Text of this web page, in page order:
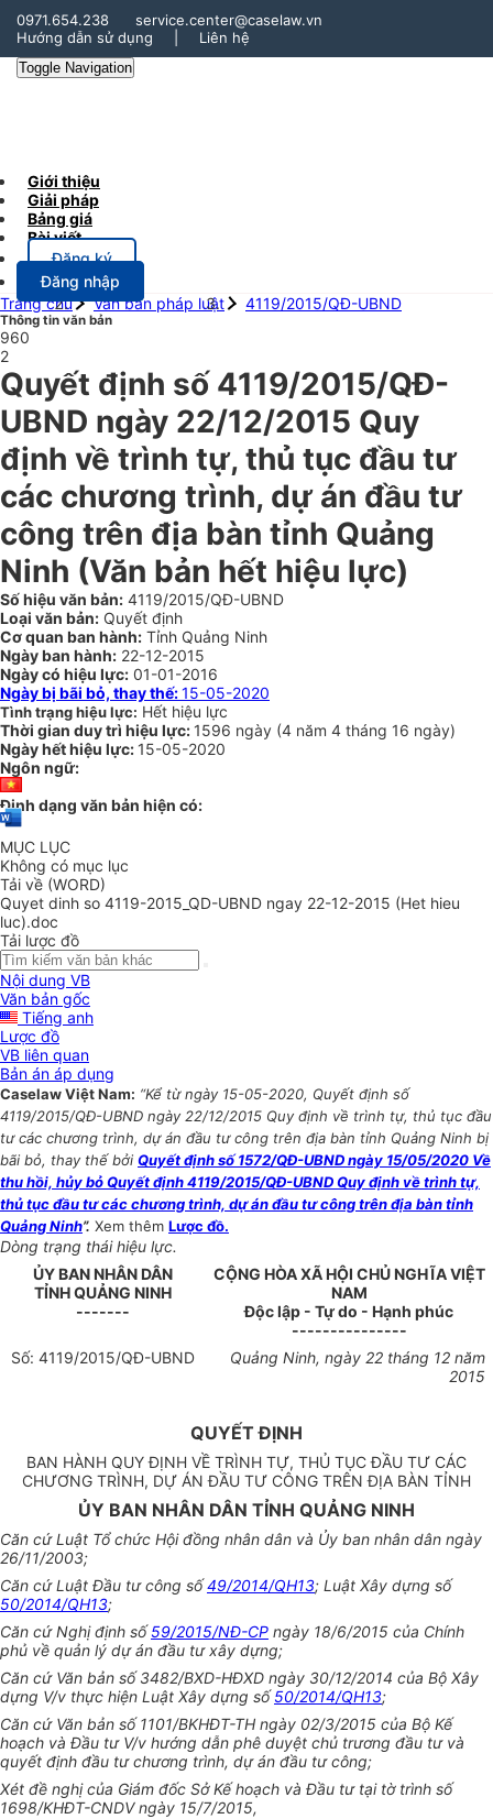
0971.654.238
service.center@caselaw.vn
Hướng dẫn sử dụng
Liên hệ
Toggle Navigation
Giới thiệu
Giải pháp
Bảng giá
Bài viết
Đăng ký
Đăng nhập
Trang chủ
Văn bản pháp luật 4119/2015/QĐ-UBND
Thông tin văn bản
960
2
Quyết định số 4119/2015/QĐ-
UBND ngày 22/12/2015 Quy
định về trình tự, thủ tục đầu tư
các chương trình, dự án đầu tư
công trên địa bàn tỉnh Quảng
Ninh (Văn bản hết hiệu lực)
Số hiệu văn bản: 4119/2015/QĐ-UBND
Loại văn bản: Quyết định
Cơ quan ban hành: Tỉnh Quảng Ninh
Ngày ban hành: 22-12-2015
Ngày có hiệu lực: 01-01-2016
Ngày bị bãi bỏ, thay thế:15-05-2020
Tình trạng hiệu lực: Hết hiệu lực
Thời gian duy trì hiệu lực: 1596 ngày (4 năm 4 tháng 16 ngày)
Ngày hết hiệu lực: 15-05-2020
Ngôn ngữ:
Định dạng văn bản hiện có:
MỤC LỤC
Không có mục lục
Tải về (WORD)
Quyet dinh so 4119-2015_QD-UBND ngay 22-12-2015 (Het hieu
luc).doc
Tải lược đồ
Nội dung VB
Văn bản gốc
Tiếng anh
Lược đồ
VB liên quan
Bản án áp dụng
Caselaw Việt Nam: “Kể từ ngày 15-05-2020, Quyết định số
4119/2015/QĐ-UBND ngày 22/12/2015 Quy định về trình tự, thủ tục đầu
tư các chương trình, dự án đầu tư công trên địa bàn tỉnh Quảng Ninh bị
bãi bỏ, thay thế bởi Quyết định số 1572/QĐ-UBND ngày 15/05/2020 Về
thu hồi, hủy bỏ Quyết định 4119/2015/QĐ-UBND Quy định về trình tự,
thủ tục đầu tư các chương trình, dự án đầu tư công trên địa bàn tỉnh
Quảng Ninh”. Xem thêm Lược đồ.
Dòng trạng thái hiệu lực.
ỦY BAN NHÂNDÂN
TỈNHQUẢNG NINH
-------
CỘNG HÒA XÃ HỘI CHỦ NGHĨA VIỆT
NAM
Độc lập - Tự do - Hạnh phúc
---------------
Số: 4119/2015/QĐ-UBND Quảng Ninh, ngày 22tháng 12năm
2015
QUYẾT ĐỊNH
BAN HÀNH QUY ĐỊNH VỀ TRÌNH TỰ, THỦ TỤC ĐẦU TƯ CÁC
CHƯƠNG TRÌNH, DỰ ÁN ĐẦU TƯ CÔNG TRÊN ĐỊA BÀN TỈNH
ỦY BAN NHÂN DÂN TỈNH QUẢNG NINH
Căn cứ Luật Tổ chức Hội đồng nhân dân và Ủy ban nhân dân ngày
26/11/2003;
Căn cứ Luật Đầu tư công số49/2014/QH13; Luật Xây dựng số
50/2014/QH13;
Căn cứ Nghị định số59/2015/NĐ-CP ngày 18/6/2015 của Chính
phủ về quản lý dự án đầu tư xây dựng;
Căn cứ Văn bản số 3482/BXD-HĐXD ngày 30/12/2014 của Bộ Xây
dựng V/v thực hiện Luật Xây dựng số50/2014/QH13;
Căn cứ Văn bản số 1101/BKHĐT-TH ngày 02/3/2015 của Bộ Kế
hoạch và Đầu tư V/v hướng dẫn phê duyệt chủ trương đầu tư và
quyết định đầu tư chương trình, dự án đầu tư công;
Xét đề nghị của Giám đốc Sở Kế hoạch và Đầu tư tại tờ trình số
1698/KHĐT-CNDV ngày 15/7/2015,